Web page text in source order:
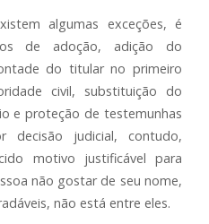
algumas exceções, é
de adoção, adição do
do titular no primeiro
civil, substituição do
e proteção de testemunhas
decisão judicial, contudo,
motivo justificável para
não gostar de seu nome,
não está entre eles.